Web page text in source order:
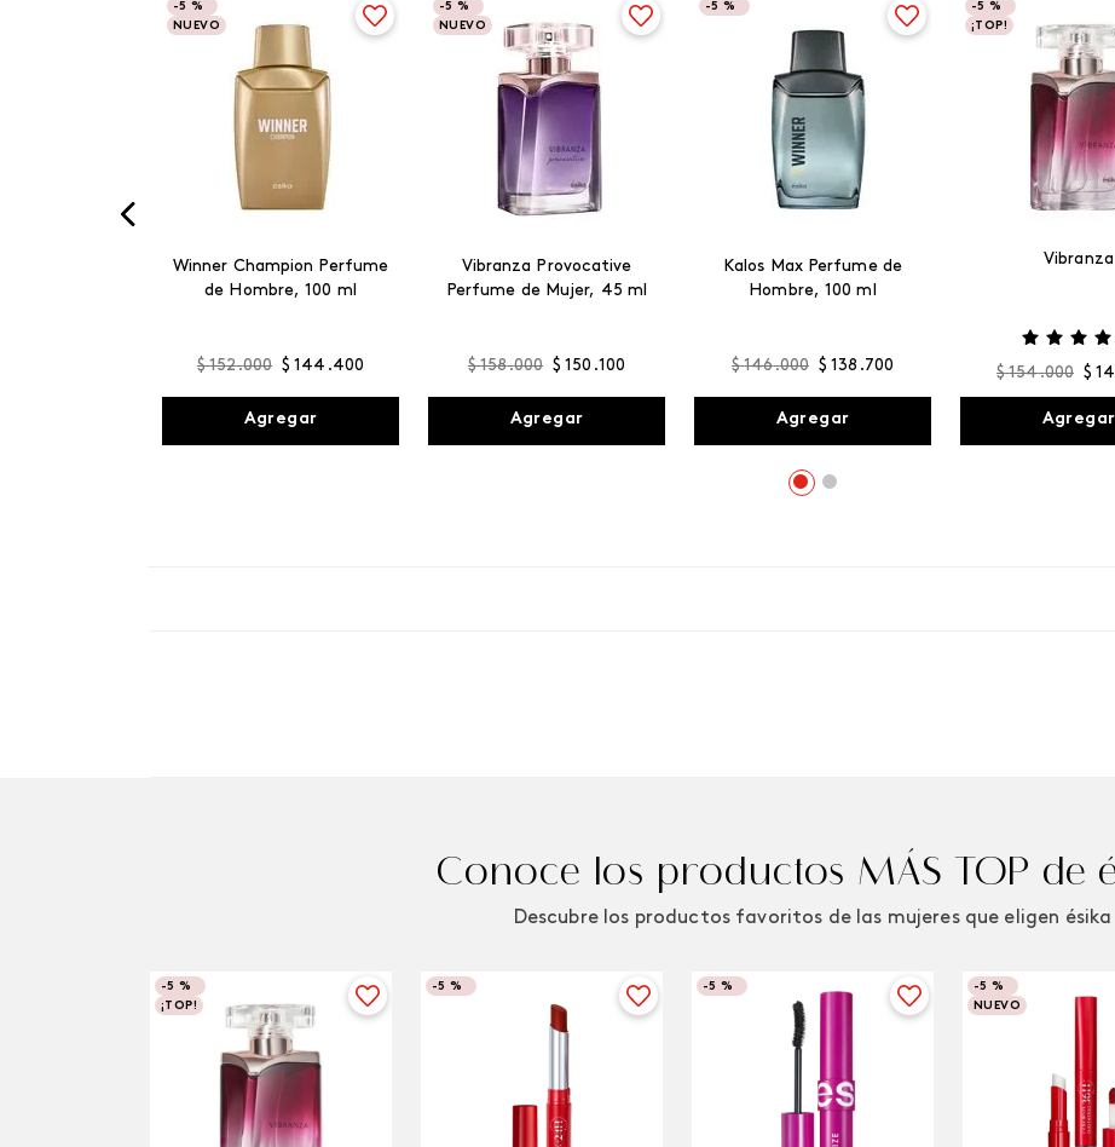
-5 %
NUEVO
Winner Champion Perfume
de Hombre, 100 ml
$ 152.000 $ 144 .400
Agregar
-5 %
NUEVO
Vibranza Provocative
Perfume de Mujer, 45 ml
$ 158.000 $ 150 .100
Agregar
-5 %
Kalos Max Perfume de
Hombre, 100 ml
$ 146.000 $ 138 .700
Agregar
-5 %
¡TOP!
Vibranza
$ 154.000 $
Agregar
Conoce los productos MÁS TOP de
Descubre los productos favoritos de las mujeres que eligen ésika
-5 %
¡TOP!
-5 % -5 % -5 %
NUEVO